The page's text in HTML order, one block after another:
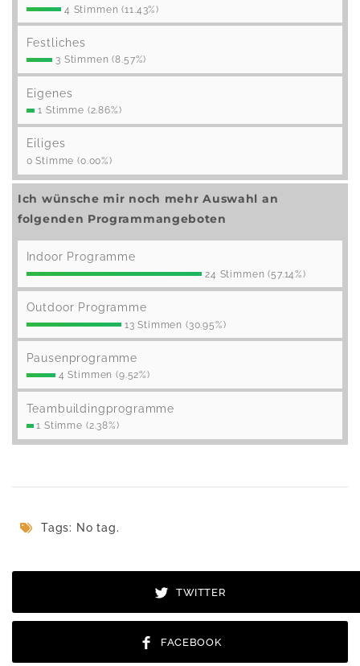
4 Stimmen (11.43%)
Festliches
3 Stimmen (8.57%)
Eigenes
1 Stimme (2.86%)
Eiliges
0 Stimme (0.00%)
Ich wünsche mir noch mehr Auswahl an
folgenden Programmangeboten
Indoor Programme
24 Stimmen (57.14%)
Outdoor Programme
13 Stimmen (30.95%)
Pausenprogramme
4 Stimmen (9.52%)
Teambuildingprogramme
1 Stimme (2.38%)
Tags: No tag.
TWITTER
FACEBOOK